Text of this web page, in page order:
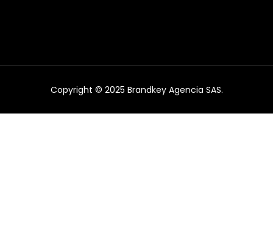
Copyright © 2025 Brandkey Agencia SAS.